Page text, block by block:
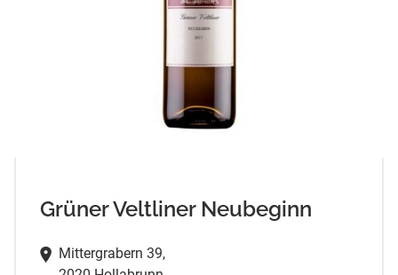
Grüner Veltliner Neubeginn
Mittergrabern 39,